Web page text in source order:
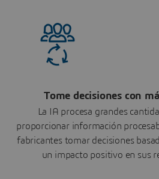
Tome decisiones con
La IA procesa grandes
proporcionar información
fabricantes tomar decisiones
un impacto positivo en sus